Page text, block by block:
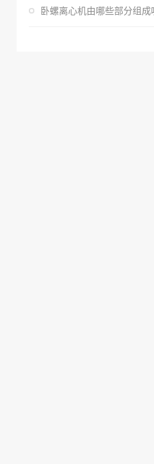
卧螺离心机由哪些部分组成